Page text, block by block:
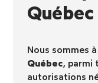
Québec
Nous sommes
Québec, parmi
autorisations